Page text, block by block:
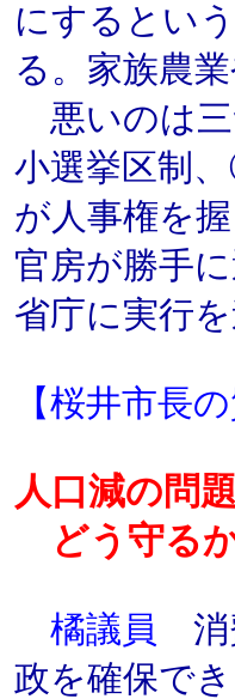
にするとい
る。家族農
悪いのは三
小選挙区制
が人事権を
官房が勝手
省庁に実行
【桜井市長の
人口減の問
どう守る
橘議員
消
政を確保でき